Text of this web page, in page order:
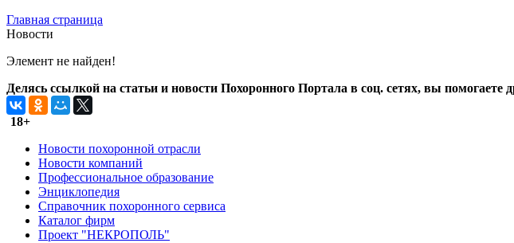
Главная страница
Новости
Элемент не найден!
Делясь ссылкой на статьи и новости Похоронного Портала в соц. сетях, вы помогаете
18+
Новости похоронной отрасли
Новости компаний
Профессиональное образование
Энциклопедия
Справочник похоронного сервиса
Каталог фирм
Проект "НЕКРОПОЛЬ"